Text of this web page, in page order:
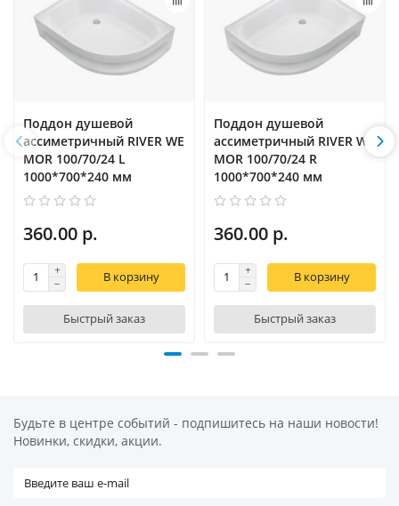
Поддон душевой
ассиметричный RIVER WE
MOR 100/70/24 L
1000*700*240 мм
360.00 р.
В корзину
Быстрый заказ
Поддон душевой
ассиметричный RIVER WE
MOR 100/70/24 R
1000*700*240 мм
360.00 р.
В корзину
Быстрый заказ
Будьте в центре событий - подпишитесь на наши новости!
Новинки, скидки, акции.